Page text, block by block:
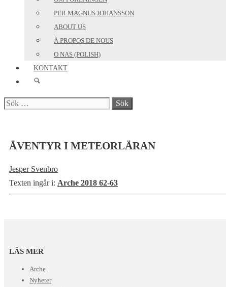
PER MAGNUS JOHANSSON
ABOUT US
À PROPOS DE NOUS
O NAS (POLISH)
KONTAKT
Sök
ÄVENTYR I METEORLÄRAN
Jesper Svenbro
Texten ingår i: Arche 2018 62-63
LÄS MER
Arche
Nyheter